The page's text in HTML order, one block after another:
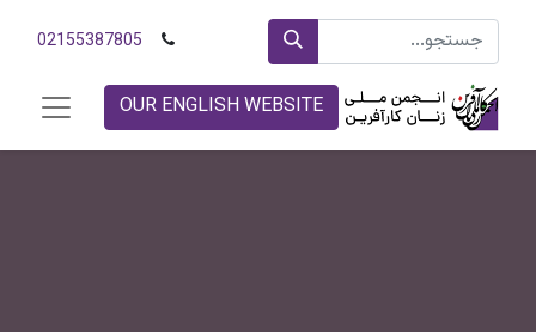
02155387805
OUR ENGLISH WEBSITE